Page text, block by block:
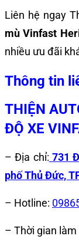
Liên hệ ngay
mù Vinfast
nhiều ưu đãi
Thông tin
THIỆN
ĐỘ XE
– Địa chỉ: 731
phố Thủ Đức,
– Hotline:
– Thời gian